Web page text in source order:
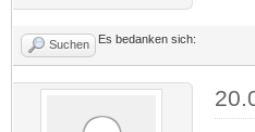
Suchen Es bedanken sich: